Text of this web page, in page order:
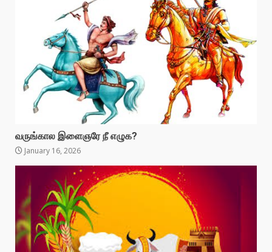
வருங்கால இளைஞரே நீ எழுக?
January 16, 2026